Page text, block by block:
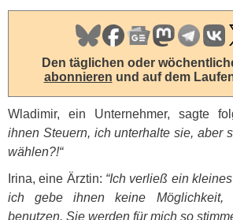
Den täglichen oder
abonnieren und auf dem
Wladimir, ein Unternehmer, sagte
ihnen Steuern, ich unterhalte sie, aber
wählen?!“
Irina, eine Ärztin: “Ich verließ ein
ich gebe ihnen keine Möglichkeit,
benutzen. Sie werden für mich so